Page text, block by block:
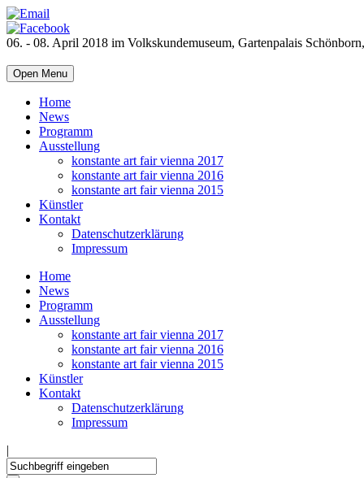
06. - 08. April 2018 im Volkskundemuseum, Gartenpalais
Open Menu
Home
News
Programm
Ausstellung
konstante art fair vienna 2017
konstante art fair vienna 2016
konstante art fair vienna 2015
Künstler
Kontakt
Datenschutzerklärung
Impressum
Home
News
Programm
Ausstellung
konstante art fair vienna 2017
konstante art fair vienna 2016
konstante art fair vienna 2015
Künstler
Kontakt
Datenschutzerklärung
Impressum
|